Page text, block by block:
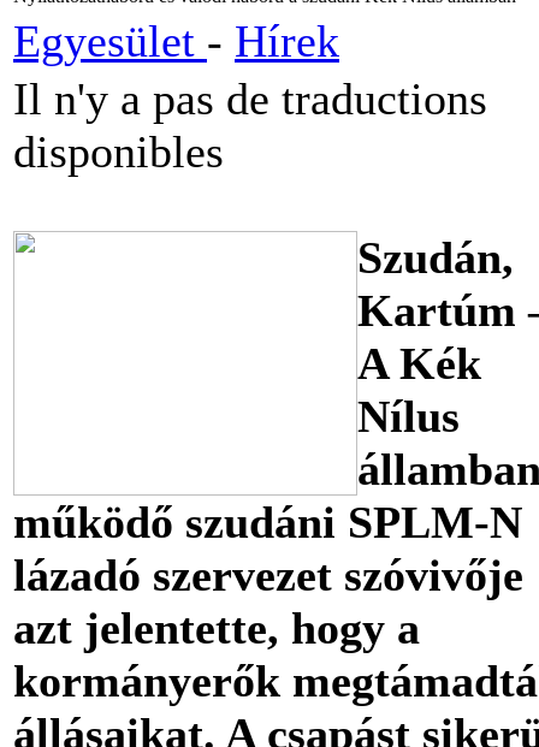
Egyesület - Hírek
Il n'y a pas de traductions
disponibles
Szudán,
Kartúm
A Kék
Nílus
működő szudáni SPLM-N
lázadó szervezet szóvivője
azt jelentette, hogy a
kormányerők
állásaikat. A csapást